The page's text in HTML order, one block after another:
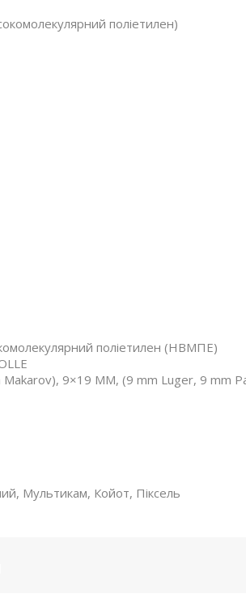
поліетилен)
поліетилен (НВМПЕ)
9×19 MM, (9 mm Luger, 9 mm
Мультикам, Койот, Піксель